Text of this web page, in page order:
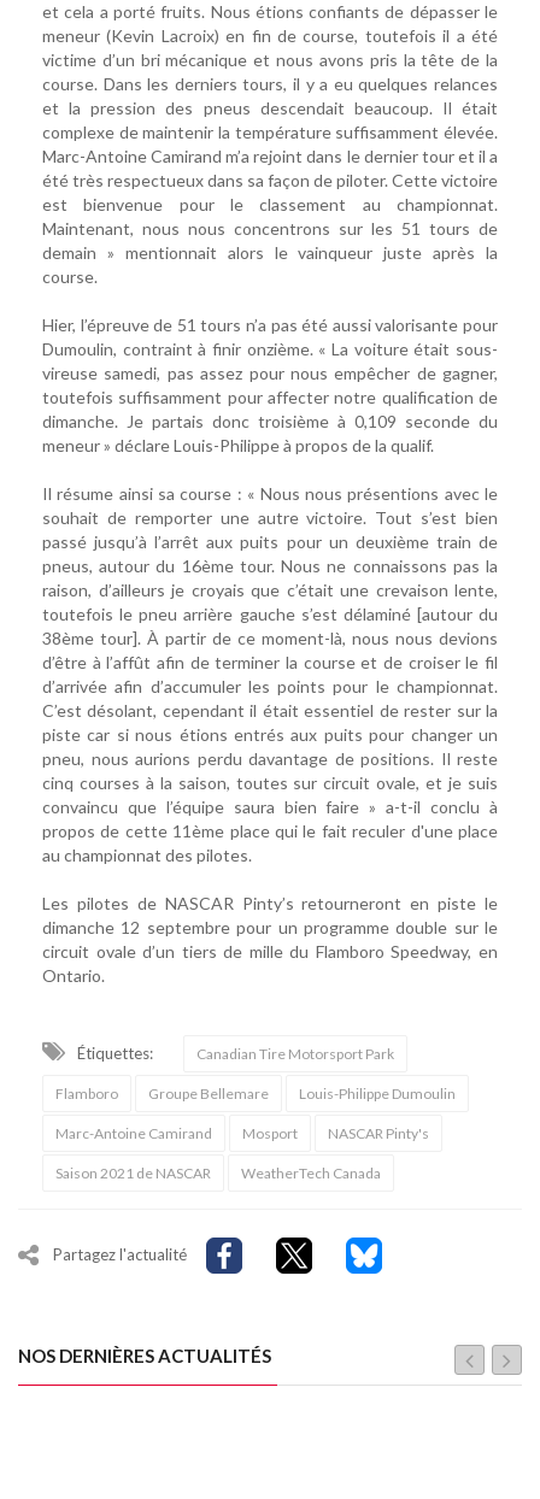
et cela a porté fruits. Nous étions confiants de dépasser le
meneur (Kevin Lacroix) en fin de course, toutefois il a été
victime d’un bri mécanique et nous avons pris la tête de la
course. Dans les derniers tours, il y a eu quelques relances
et la pression des pneus descendait beaucoup. Il était
complexe de maintenir la température suffisamment élevée.
Marc-Antoine Camirand m’a rejoint dans le dernier tour et il a
été très respectueux dans sa façon de piloter. Cette victoire
est bienvenue pour le classement au championnat.
Maintenant, nous nous concentrons sur les 51 tours de
demain » mentionnait alors le vainqueur juste après la
course.
Hier, l’épreuve de 51 tours n’a pas été aussi valorisante pour
Dumoulin, contraint à finir onzième. « La voiture était sous-
vireuse samedi, pas assez pour nous empêcher de gagner,
toutefois suffisamment pour affecter notre qualification de
dimanche. Je partais donc troisième à 0,109 seconde du
meneur » déclare Louis-Philippe à propos de la qualif.
Il résume ainsi sa course : « Nous nous présentions avec le
souhait de remporter une autre victoire. Tout s’est bien
passé jusqu’à l’arrêt aux puits pour un deuxième train de
pneus, autour du 16ème tour. Nous ne connaissons pas la
raison, d’ailleurs je croyais que c’était une crevaison lente,
toutefois le pneu arrière gauche s’est délaminé [autour du
38ème tour]. À partir de ce moment-là, nous nous devions
d’être à l’affût afin de terminer la course et de croiser le fil
d’arrivée afin d’accumuler les points pour le championnat.
C’est désolant, cependant il était essentiel de rester sur la
piste car si nous étions entrés aux puits pour changer un
pneu, nous aurions perdu davantage de positions. Il reste
cinq courses à la saison, toutes sur circuit ovale, et je suis
convaincu que l’équipe saura bien faire » a-t-il conclu à
propos de cette 11ème place qui le fait reculer d'une place
au championnat des pilotes.
Les pilotes de NASCAR Pinty’s retourneront en piste le
dimanche 12 septembre pour un programme double sur le
circuit ovale d’un tiers de mille du Flamboro Speedway, en
Ontario.
Étiquettes: Canadian Tire Motorsport Park
Flamboro Groupe Bellemare Louis-Philippe Dumoulin
Marc-Antoine Camirand Mosport NASCAR Pinty's
Saison 2021 de NASCAR WeatherTech Canada
Partagez l'actualité
NOS DERNIÈRES ACTUALITÉS